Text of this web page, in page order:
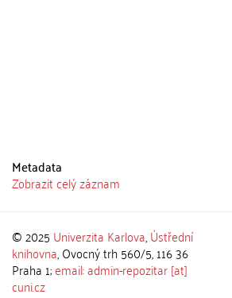
Metadata
Zobrazit celý záznam
© 2025 Univerzita Karlova,Ústřední
knihovna, Ovocný trh 560/5, 116 36
Praha 1;email: admin-repozitar [at]
cuni.cz